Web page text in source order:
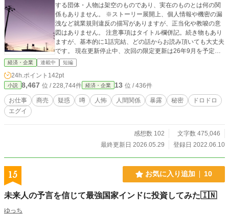
する団体・人物は架空のものであり、実在のものとは何の関
係もありません。 ※ストーリー展開上、個人情報や機密の漏
洩など就業規則違反の描写がありますが、正当化や教唆の意
図はありません。 注意事項はタイトル欄併記。続き物もあり
ますが、基本的に1話完結、どの話からお読み頂いても大丈夫
です。 現在更新停止中、次回の限定更新は26年9月を予定し
ております。
経済・企業 連載中 短編
24h.ポイント 142pt
小説 8,467 位 / 228,744件 経済・企業 13 位 / 436件
お仕事 商売 疑惑 噂 人怖 人間関係 暴露 秘密
ドロドロ
エグイ
感想数 102
文字数 475,046
最終更新日 2026.05.29
登録日 2022.06.10
15 お気に入り追加 10
未来人の予言を信じて最強国家インドに投資してみた🇮🇳
ゆっち